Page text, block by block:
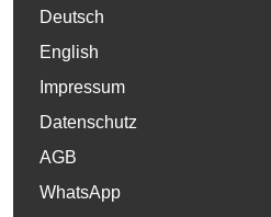
Deutsch
English
Impressum
Datenschutz
AGB
WhatsApp